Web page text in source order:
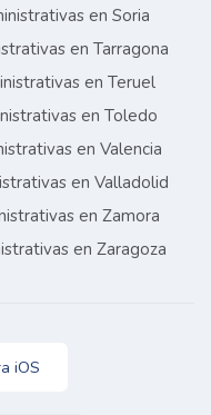
en Soria
en Tarragona
en Teruel
en Toledo
en Valencia
en Valladolid
en Zamora
en Zaragoza
iOS